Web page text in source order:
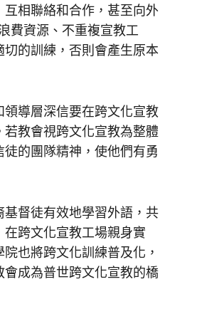
相聯絡和合作，甚至向外
費資源、不重複宣教工
的訓練，否則會產生原本
導層深信要在跨文化宣教
教會視跨文化宣教為整體
的團隊精神，使他們有勇
督徒有效地學習外語，共
跨文化宣教工場親身實
也將跨文化訓練普及化，
成為普世跨文化宣教的橋